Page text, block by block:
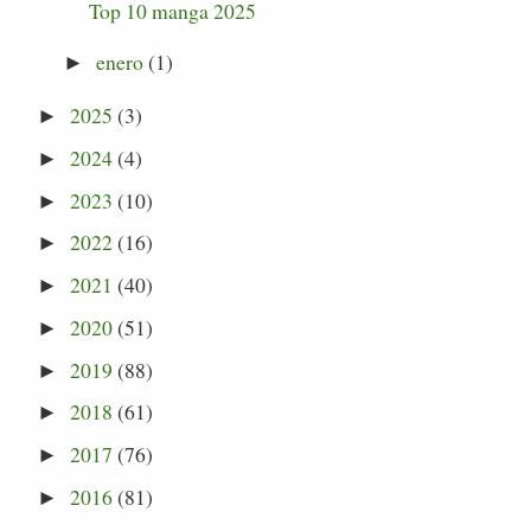
Top 10 manga 2025
► enero(1)
►2025 (3)
►2024(4)
►2023 (10)
►2022(16)
►2021 (40)
►2020(51)
►2019 (88)
►2018 (61)
►2017 (76)
►2016(81)